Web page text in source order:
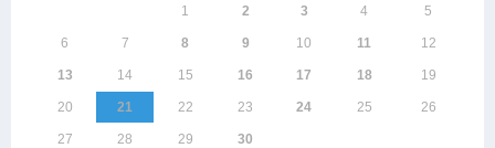
1 2 3 4 5
6 7 8 9 10 11 12
13 14 15 16 17 18 19
20 21 22 23 24 25 26
27 28 29 30